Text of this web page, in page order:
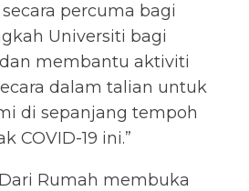
secara percuma bagi
Universiti bagi
membantu aktiviti
dalam talian untuk
di sepanjang tempoh
COVID-19 ini.”
Rumah membuka